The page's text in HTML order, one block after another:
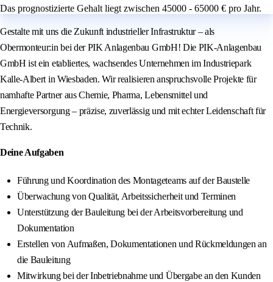
Das prognostizierte Gehalt liegt zwischen 45000 - 65000 € pro Jahr.
Gestalte mit uns die Zukunft industrieller Infrastruktur – als
Obermonteur:in bei der PIK Anlagenbau GmbH! Die PIK-Anlagenbau
GmbH ist ein etabliertes, wachsendes Unternehmen im Industriepark
Kalle-Albert in Wiesbaden. Wir realisieren anspruchsvolle Projekte für
namhafte Partner aus Chemie, Pharma, Lebensmittel und
Energieversorgung – präzise, zuverlässig und mit echter Leidenschaft für
Technik.
Deine Aufgaben
Führung und Koordination des Montageteams auf der Baustelle
Überwachung von Qualität, Arbeitssicherheit und Terminen
Unterstützung der Bauleitung bei der Arbeitsvorbereitung und
Dokumentation
Erstellen von Aufmaßen, Dokumentationen und Rückmeldungen an
die Bauleitung
Mitwirkung bei der Inbetriebnahme und Übergabe an den Kunden